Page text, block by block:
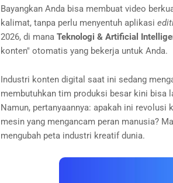
Bayangkan Anda bisa membuat video
kalimat, tanpa perlu menyentuh aplikasi
2026, di mana Teknologi & Artificial
konten" otomatis yang bekerja untuk Anda.
Industri konten digital saat ini sedang
membutuhkan tim produksi besar kini bisa
Namun, pertanyaannya: apakah ini
mesin yang mengancam peran manusia?
mengubah peta industri kreatif dunia.